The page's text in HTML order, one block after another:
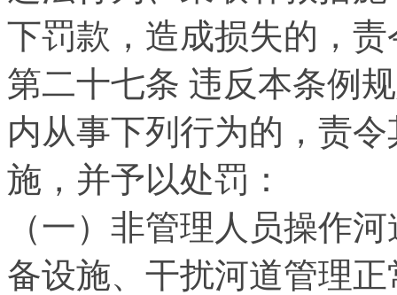
下罚款，造成损失的，
第二十七条 违反本条例
内从事下列行为的，责
施，并予以处罚：
（一）非管理人员操作
备设施、干扰河道管理